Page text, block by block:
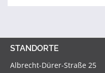
STANDORTE
Albrecht-Dürer-Straße 25